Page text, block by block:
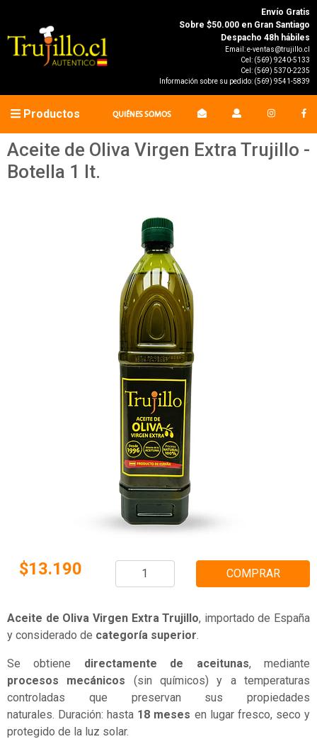
Envío Gratis
Sobre $50.000 en Gran Santiago
Despacho 48h hábiles
Email:e-ventas@trujillo.cl
Cel: (569) 9240-5133
Cel: (569) 5370-2235
Información sobre su pedido: (569) 9541-5839
Productos QUIÉNES SOMOS
Aceite de Oliva Virgen Extra Trujillo -
Botella 1 lt.
$13.190 COMPRAR
Aceite de Oliva Virgen Extra Trujillo, importado de España
y considerado de categoría superior.
Se obtiene directamente de aceitunas, mediante
procesos mecánicos (sin químicos) y a temperaturas
controladas que preservan sus propiedades
naturales. Duración: hasta 18 meses en lugar fresco, seco y
protegido de la luz solar.